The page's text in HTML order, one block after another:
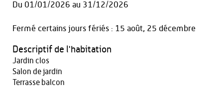
Du 01/01/2026 au 31/12/2026
Fermé certains jours fériés : 15 août, 25 décembre
Descriptif de l'habitation
Jardin clos
Salon de jardin
Terrasse balcon